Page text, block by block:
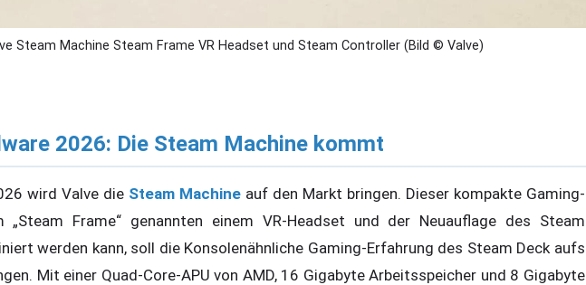
Steam Machine Steam Frame VR Headset und Steam Controller (Bild © Valve)
2026: Die Steam Machine kommt
wird Valve die Steam Machine auf den Markt bringen. Dieser kompakte Gaming-
Frame“ genannten einem VR-Headset und der Neuauflage des Steam
werden kann, soll die Konsolenähnliche Gaming-Erfahrung des Steam Deck aufs
Mit einer Quad-Core-APU von AMD, 16 Gigabyte Arbeitsspeicher und 8 Gigabyte